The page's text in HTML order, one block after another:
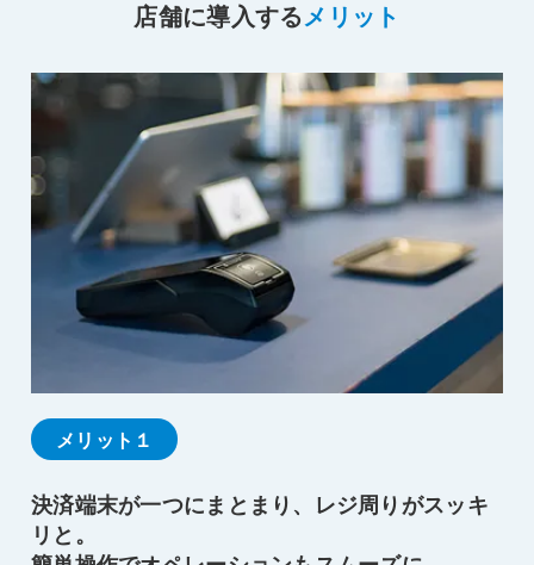
店舗に導入するメリット
メリット１
決済端末が一つにまとまり、レジ周りがスッキ
リと。